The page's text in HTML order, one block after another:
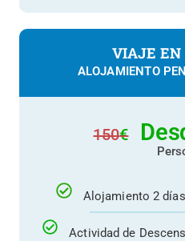
VIAJE
ALOJAMIENTO
150€
Alojamiento 2
Actividad de